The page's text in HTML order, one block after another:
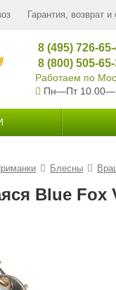
Гарантия, возврат и
8 (495) 726-
8 (800) 505-
Работаем по
Пн—Пт
Блесны
Blue Fox